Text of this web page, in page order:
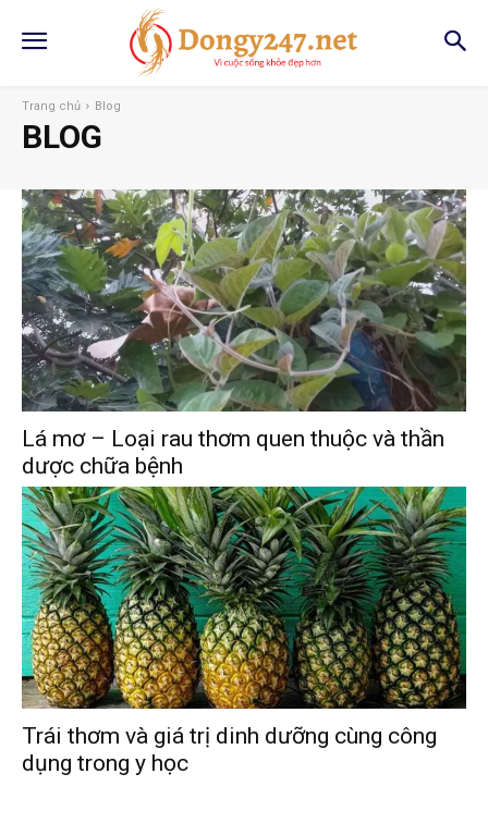
Trang chủ Blog
BLOG
Lá mơ – Loại rau thơm quen thuộc và thần
dược chữa bệnh
Trái thơm và giá trị dinh dưỡng cùng công
dụng trong y học